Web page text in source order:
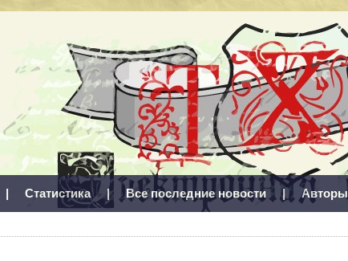
| Статистика | Все последние новости | Авторы